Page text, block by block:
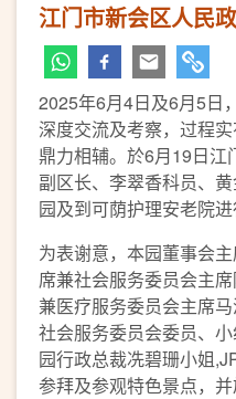
江门市新会区人民
2025年6月4日及6月5日
深度交流及考察，过程
鼎力相辅。於6月19日江
副区长、李翠香科员、
园及到可荫护理安老院进
为表谢意，本园董事会
席兼社会服务委员会主
兼医疗服务委员会主席
社会服务委员会委员、
园行政总裁冼碧珊小姐
参拜及参观特色景点，并